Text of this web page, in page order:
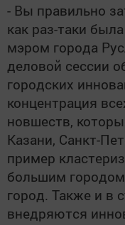
- Вы правильно
как раз-таки
мэром города
деловой сессии
городских
концентрация
новшеств,
Казани, Санкт-
пример
большим
город. Также и в
внедряются